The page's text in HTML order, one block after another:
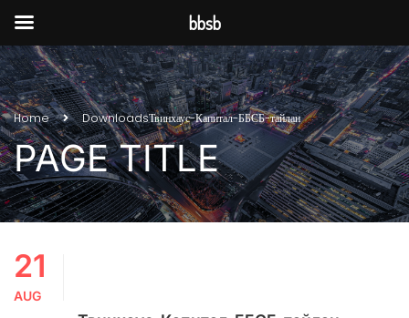
Home DownloadsТвинхаус-Капитал-ББСБ-тайлан
PAGE TITLE
21
AUG
bbsb